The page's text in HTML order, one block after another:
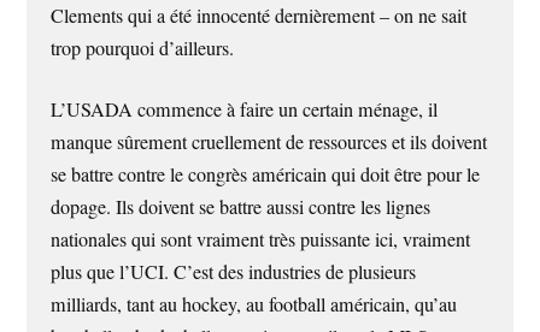
Clements qui a été innocenté dernièrement – on ne sait
trop pourquoi d’ailleurs.
L’USADA commence à faire un certain ménage, il
manque sûrement cruellement de ressources et ils doivent
se battre contre le congrès américain qui doit être pour le
dopage. Ils doivent se battre aussi contre les lignes
nationales qui sont vraiment très puissante ici, vraiment
plus que l’UCI. C’est des industries de plusieurs
milliards, tant au hockey, au football américain, qu’au